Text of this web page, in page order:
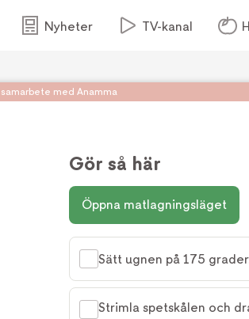
Nyheter TV-kanal
I samarbete med Anamma
Gör så här
Öppna matlagningsläget
Sätt ugnen på 175
Strimla spetskålen och